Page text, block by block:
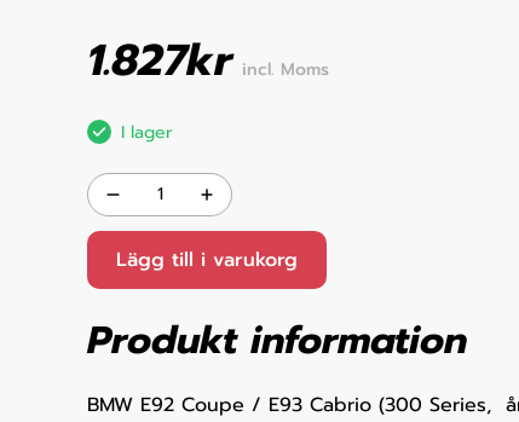
1.827kr incl. Moms
I lager
Lägg till i varukorg
Produkt information
BMW E92 Coupe / E93 Cabrio (300